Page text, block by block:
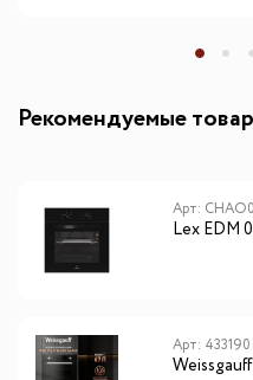
Рекомендуемые
Арт:
Lex EDM
Арт: 433190